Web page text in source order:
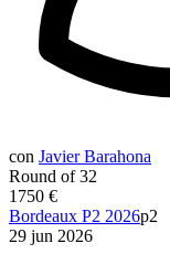
con Javier Barahona
Round of 32
1750 €
Bordeaux P2 2026p2
29 jun 2026